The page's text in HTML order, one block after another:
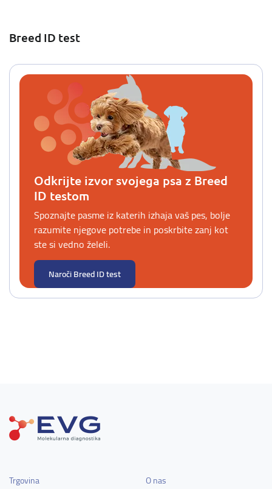
Breed ID test
Odkrijte izvor svojega psa z Breed
ID testom
Spoznajte pasme iz katerih izhaja vaš pes, bolje
razumite njegove potrebe in poskrbite zanj kot
ste si vedno želeli.
Naroči Breed ID test
Trgovina
O nas